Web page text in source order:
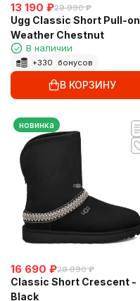
13 190 ₽29 990 ₽
Ugg Classic Short Pull-on
Weather Chestnut
В наличии
+330 бонусов
В КОРЗИНУ
новинка
16 690 ₽29 990 ₽
Classic Short Crescent -
Black